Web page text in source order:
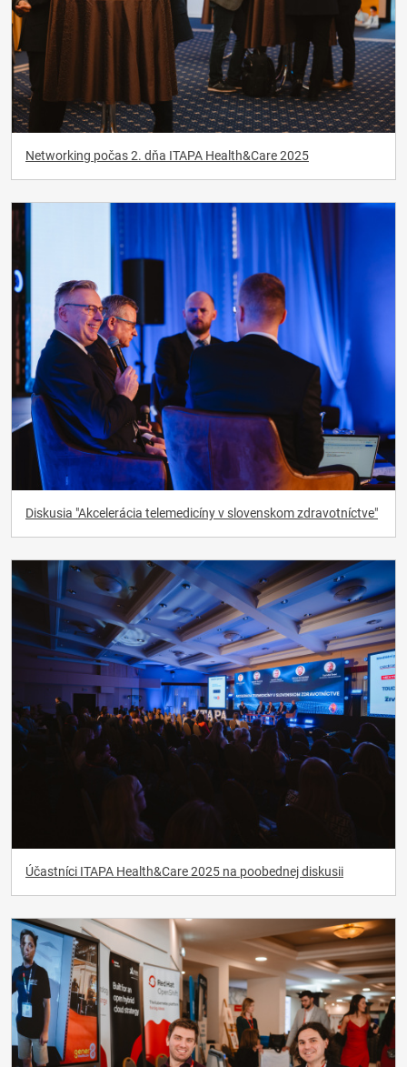
Networking počas 2. dňa ITAPA Health&Care 2025
Diskusia "Akcelerácia telemedicíny v slovenskom zdravotníctve"
Účastníci ITAPA Health&Care 2025 na poobednej diskusii